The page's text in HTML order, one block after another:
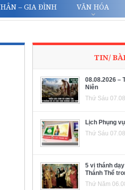
– GIA ĐÌNH VĂN HÓA
TIN/
08.08.2026 –
Niên
Thứ Sáu
Lịch Phụng
Thứ Sáu
5 vị thánh
Thánh Thể
Thứ Năm